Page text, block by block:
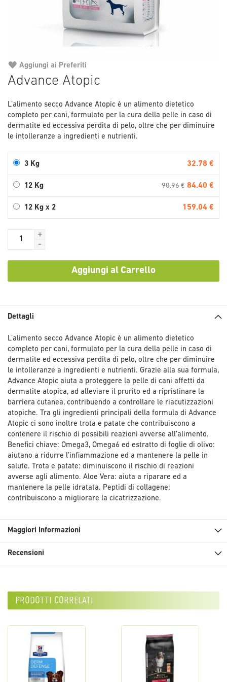
Advance Atopic
L’alimento secco Advance Atopic è un alimento dietetico
completo per cani, formulato per la cura della pelle in caso di
dermatite ed eccessiva perdita di pelo, oltre che per diminuire
le intolleranze a ingredienti e nutrienti.
3 Kg 32.78 €
12 Kg 90.96 € 84.40 €
12 Kg x 2 159.04 €
+
-
Aggiungi al Carrello
Aggiungi ai Preferiti
all'inizio
galleria
di
immagini
Dettagli
L’alimento secco Advance Atopic è un alimento dietetico
completo per cani, formulato per la cura della pelle in caso di
dermatite ed eccessiva perdita di pelo, oltre che per diminuire
le intolleranze a ingredienti e nutrienti. Grazie alla sua formula,
Advance Atopic aiuta a proteggere la pelle di cani affetti da
dermatite atopica, ad alleviare il prurito ed a ripristinare la
barriera cutanea, contribuendo a controllare le riacutizzazioni
atopiche. Tra gli ingredienti principali della formula di Advance
Atopic ci sono inoltre trota e patate che contribuiscono a
contenere il rischio di possibili reazioni avverse all'alimento.
Benefici chiave: Omega3, Omega6 ed estratto di foglie di olivo:
aiutano a ridurre l’infiammazione ed a mantenere la pelle in
salute. Trota e patate: diminuiscono il rischio di reazioni
avverse agli alimento. Aloe Vera: aiuta a riparare ed a
mantenere la pelle idratata. Peptidi di collagene:
contribuiscono a migliorare la cicatrizzazione.
Maggiori Informazioni
Recensioni
prodotti correlati